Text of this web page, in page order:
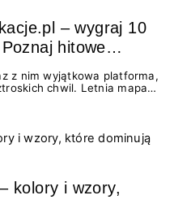
– wygraj 10
hitowe
z nim wyjątkowa platforma,
chwil. Letnia mapa
wyjazdów, przez
i kolekcjonowanie
coś absolutnie
oraz dawkę
kolory i wzory,